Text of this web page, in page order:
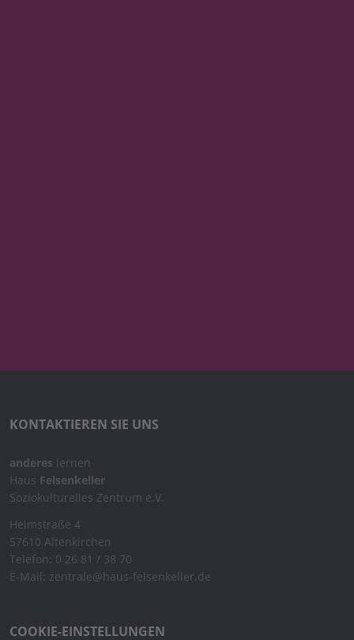
KONTAKTIEREN SIE UNS
anderes lernen
Haus Felsenkeller
Soziokulturelles Zentrum e.V.
Heimstraße 4
57610 Altenkirchen
Telefon: 0 26 81 / 38 70
E-Mail: zentrale@haus-felsenkeller.de
COOKIE-EINSTELLUNGEN